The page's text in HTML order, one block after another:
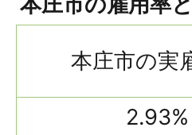
本庄市の実
2.93%